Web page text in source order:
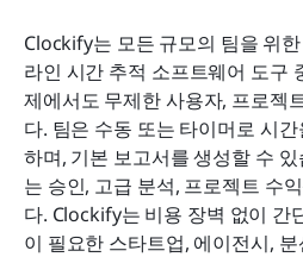
Clockify는 모든 규모의 팀을 위
라인 시간 추적 소프트웨어 도구
제에서도 무제한 사용자, 프로젝
다. 팀은 수동 또는 타이머로 시
하며, 기본 보고서를 생성할 수
는 승인, 고급 분석, 프로젝트 수
다. Clockify는 비용 장벽 없이 간
이 필요한 스타트업, 에이전시,